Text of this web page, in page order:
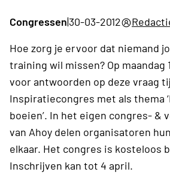
Congressen|30-03-2012
Hoe zorg je ervoor dat niemand
training wil missen? Op maandag
voor antwoorden op deze vraag
Inspiratiecongres met als thema
boeien’. In het eigen congres- &
van Ahoy delen organisatoren
elkaar. Het congres is kosteloos
Inschrijven kan tot 4 april.